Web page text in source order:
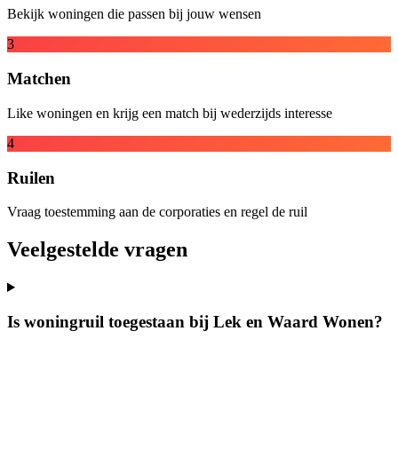
Bekijk woningen die passen bij jouw wensen
3
Matchen
Like woningen en krijg een match bij wederzijds interesse
4
Ruilen
Vraag toestemming aan de corporaties en regel de ruil
Veelgestelde vragen
Is woningruil toegestaan bij Lek en Waard Wonen?